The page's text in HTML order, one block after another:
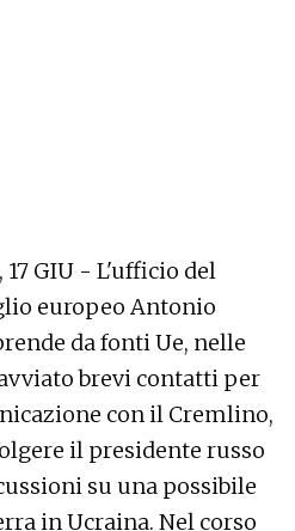
17 GIU - L'ufficio del
europeo Antonio
da fonti Ue, nelle
brevi contatti per
con il Cremlino,
il presidente russo
su una possibile
in Ucraina. Nel corso